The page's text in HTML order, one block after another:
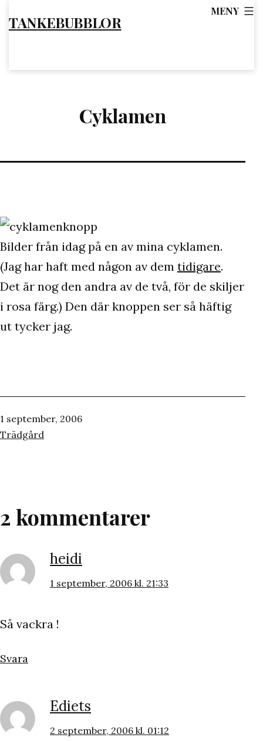
tillTANKEBUBBLOR
MENY
Cyklamen
Bilder från idag på en av mina cyklamen.
(Jag har haft med någon av dem tidigare.
Det är nog den andra av de två, för de skiljer
i rosa färg.) Den där knoppen ser så häftig
ut tycker jag.
Publicerat
den
1 september, 2006
Kategoriserat
Trädgård
2 kommentarer
heidi
1 september, 2006 kl. 21:33
Så vackra !
Svara
Ediets
2 september, 2006 kl. 01:12